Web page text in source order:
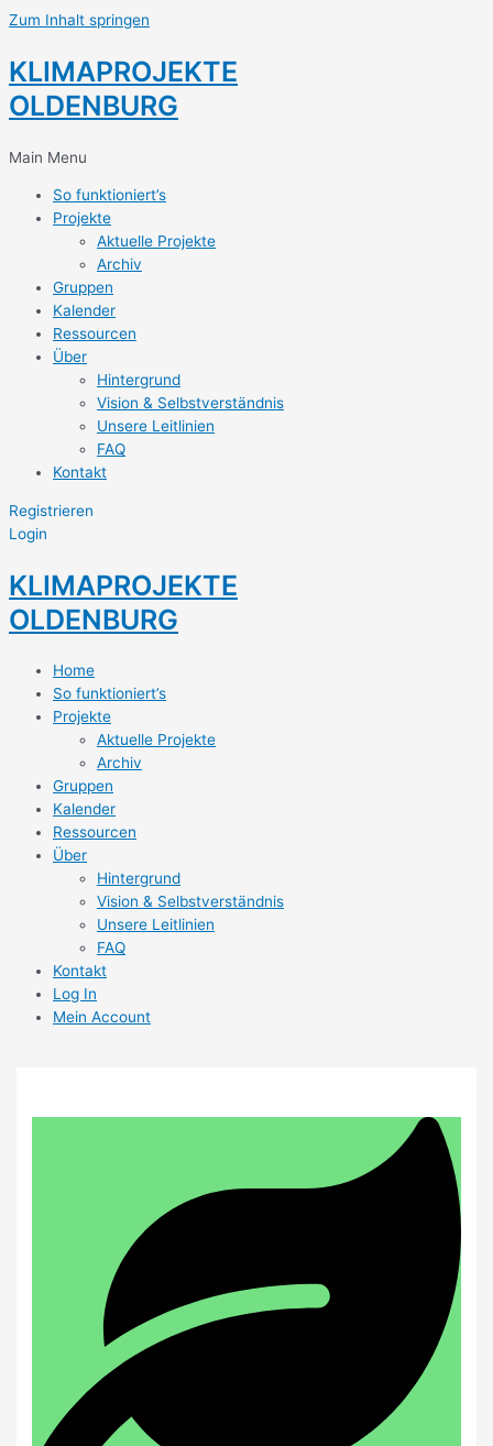
Zum Inhalt springen
KLIMAPROJEKTE
OLDENBURG
Main Menu
So funktioniert’s
Projekte
Aktuelle Projekte
Archiv
Gruppen
Kalender
Ressourcen
Über
Hintergrund
Vision & Selbstverständnis
Unsere Leitlinien
FAQ
Kontakt
Registrieren
Login
KLIMAPROJEKTE
OLDENBURG
Home
So funktioniert’s
Projekte
Aktuelle Projekte
Archiv
Gruppen
Kalender
Ressourcen
Über
Hintergrund
Vision & Selbstverständnis
Unsere Leitlinien
FAQ
Kontakt
Log In
Mein Account